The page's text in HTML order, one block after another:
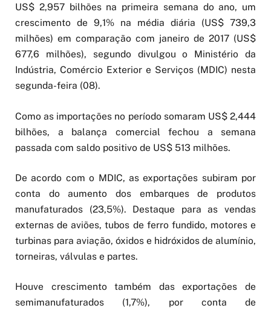
US$ 2,957 bilhões na primeira semana do ano, um
crescimento de 9,1% na média diária (US$ 739,3
milhões) em comparação com janeiro de 2017 (US$
677,6 milhões), segundo divulgou o Ministério da
Indústria, Comércio Exterior e Serviços (MDIC) nesta
segunda-feira (08).
Como as importações no período somaram US$ 2,444
bilhões, a balança comercial fechou a semana
passada com saldo positivo de US$ 513 milhões.
De acordo com o MDIC, as exportações subiram por
conta do aumento dos embarques de produtos
manufaturados (23,5%). Destaque para as vendas
externas de aviões, tubos de ferro fundido, motores e
turbinas para aviação, óxidos e hidróxidos de alumínio,
torneiras, válvulas e partes.
Houve crescimento também das exportações de
semimanufaturados (1,7%), por conta de